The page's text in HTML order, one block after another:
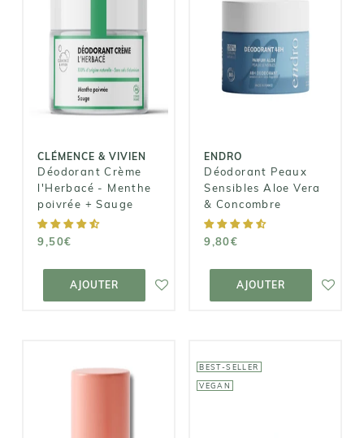
CLÉMENCE & VIVIEN
Déodorant Crème
l'Herbacé - Menthe
poivrée + Sauge
9,50€
AJOUTER
Déodorant
Crème
l'Herbacé -
Menthe
poivrée +
9,50€
AJOUTER AU
PANIER
ENDRO
Déodorant Peaux
Sensibles Aloe Vera
& Concombre
9,80€
AJOUTER
Déodorant
Peaux
Sensibles Aloe
Vera &
AJOUTER AU
PANIER
BEST-SELLER
VEGAN